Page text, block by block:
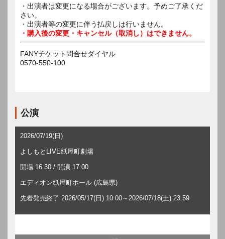
・出演者は変更になる場合がございます。予めご了承くだ
さい。
・出演者等の変更に伴う払戻しは行いません。
・購入後の変更・キャンセル（取消し）はできません。
FANYチケット問合せダイヤル
0570-550-100
公演
2026/07/19(日)
よしもとLIVE紙屋町劇場
開場 16:30 / 開演 17:00
エディオン紙屋町ホール (広島県)
先着発売終了 2026/05/17(日) 10:00～2026/07/18(土) 23:59